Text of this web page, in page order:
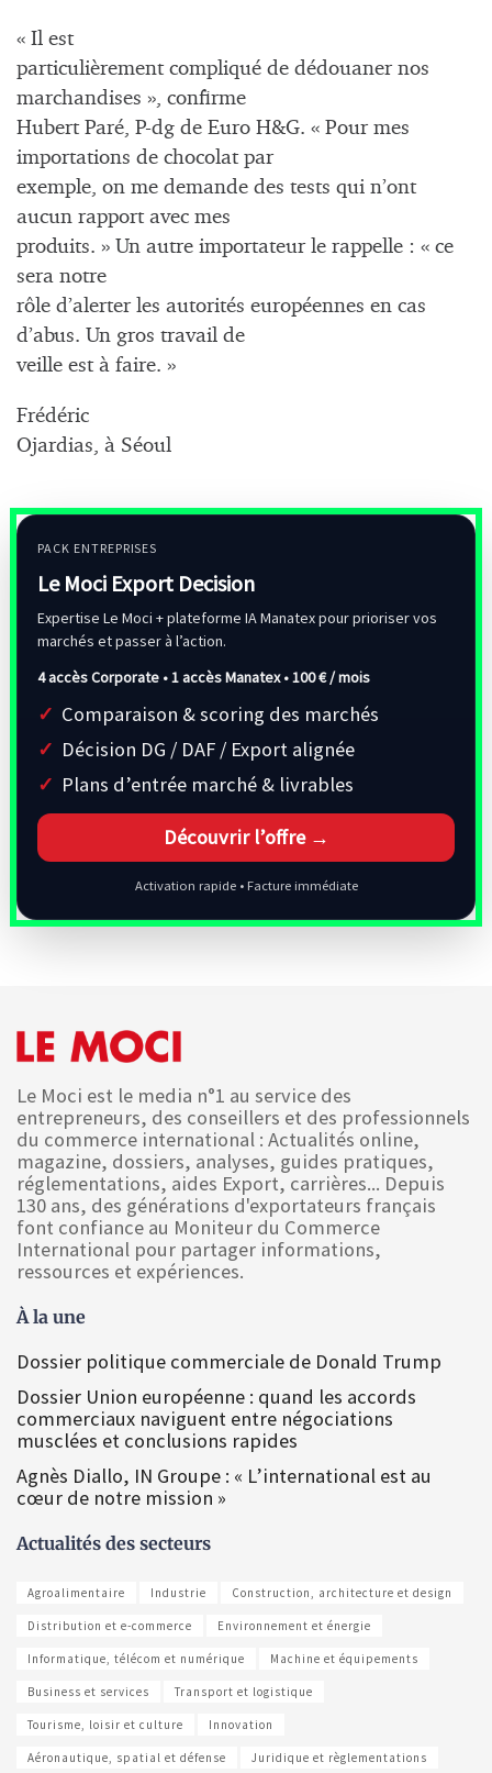
« Il est
particulièrement compliqué de dédouaner nos
marchandises », confirme
Hubert Paré, P-dg de Euro H&G. « Pour mes
importations de chocolat par
exemple, on me demande des tests qui n’ont
aucun rapport avec mes
produits. » Un autre importateur le rappelle : « ce
sera notre
rôle d’alerter les autorités européennes en cas
d’abus. Un gros travail de
veille est à faire. »
Frédéric
Ojardias, à Séoul
PACK ENTREPRISES
Le Moci Export Decision
Expertise Le Moci + plateforme IA Manatex pour prioriser vos
marchés et passer à l’action.
4 accès Corporate • 1 accès Manatex •100 € / mois
Comparaison & scoring des marchés
Décision DG / DAF / Export alignée
Plans d’entrée marché & livrables
Découvrir l’offre →
Activation rapide • Facture immédiate
Le Moci est le media n°1 au service des
entrepreneurs, des conseillers et des professionnels
du commerce international : Actualités online,
magazine, dossiers, analyses, guides pratiques,
réglementations, aides Export, carrières... Depuis
130 ans, des générations d'exportateurs français
font confiance au Moniteur du Commerce
International pour partager informations,
ressources et expériences.
À la une
Dossier politique commerciale de Donald Trump
Dossier Union européenne : quand les accords
commerciaux naviguent entre négociations
musclées et conclusions rapides
Agnès Diallo, IN Groupe : « L’international est au
cœur de notre mission »
Actualités des secteurs
Agroalimentaire Industrie Construction, architecture et design
Distribution et e-commerce Environnement et énergie
Informatique, télécom et numérique Machine et équipements
Business et services Transport et logistique
Tourisme, loisir et culture Innovation
Aéronautique, spatial et défense Juridique et règlementations